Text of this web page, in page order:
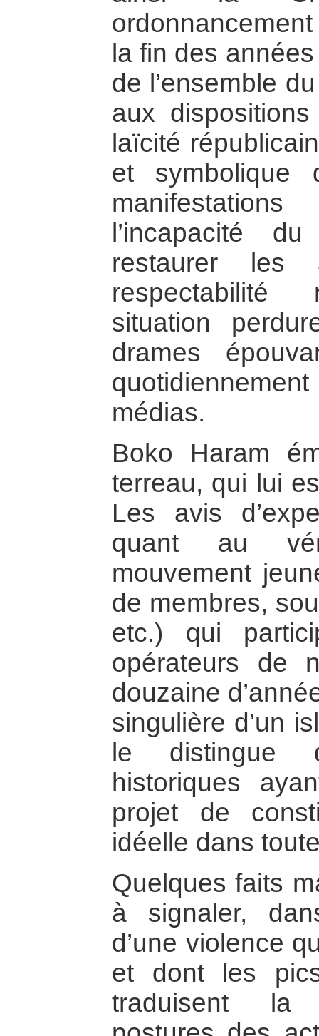
la fin des
de l’ensemble
aux
laïcité
et
l’incapacité
restaurer les
respectabilité
situation
drames
médias.
Boko Haram
terreau, qui lui
Les avis
quant au
mouvement
de membres,
etc.) qui
opérateurs de
douzaine
singulière d’un
le distingue
historiques
projet de
idéelle dans
Quelques faits
à signaler,
d’une violence
et dont les
traduisent la